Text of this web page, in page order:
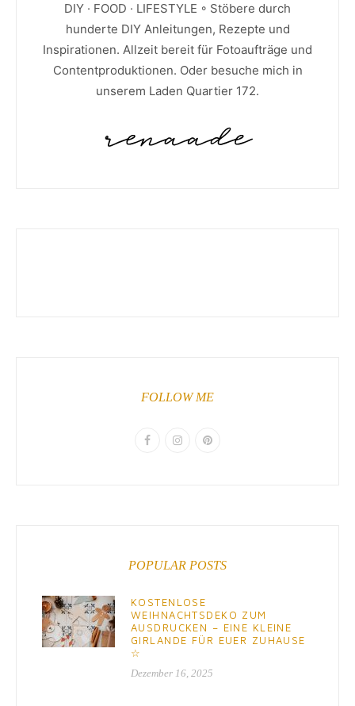
DIY · FOOD · LIFESTYLE ◦ Stöbere durch
hunderte DIY Anleitungen, Rezepte und
Inspirationen. Allzeit bereit für Fotoaufträge und
Contentproduktionen. Oder besuche mich in
unserem Laden Quartier 172.
FOLLOW ME
POPULAR POSTS
KOSTENLOSE
WEIHNACHTSDEKO ZUM
AUSDRUCKEN – EINE KLEINE
GIRLANDE FÜR EUER ZUHAUSE
☆
Dezember 16, 2025